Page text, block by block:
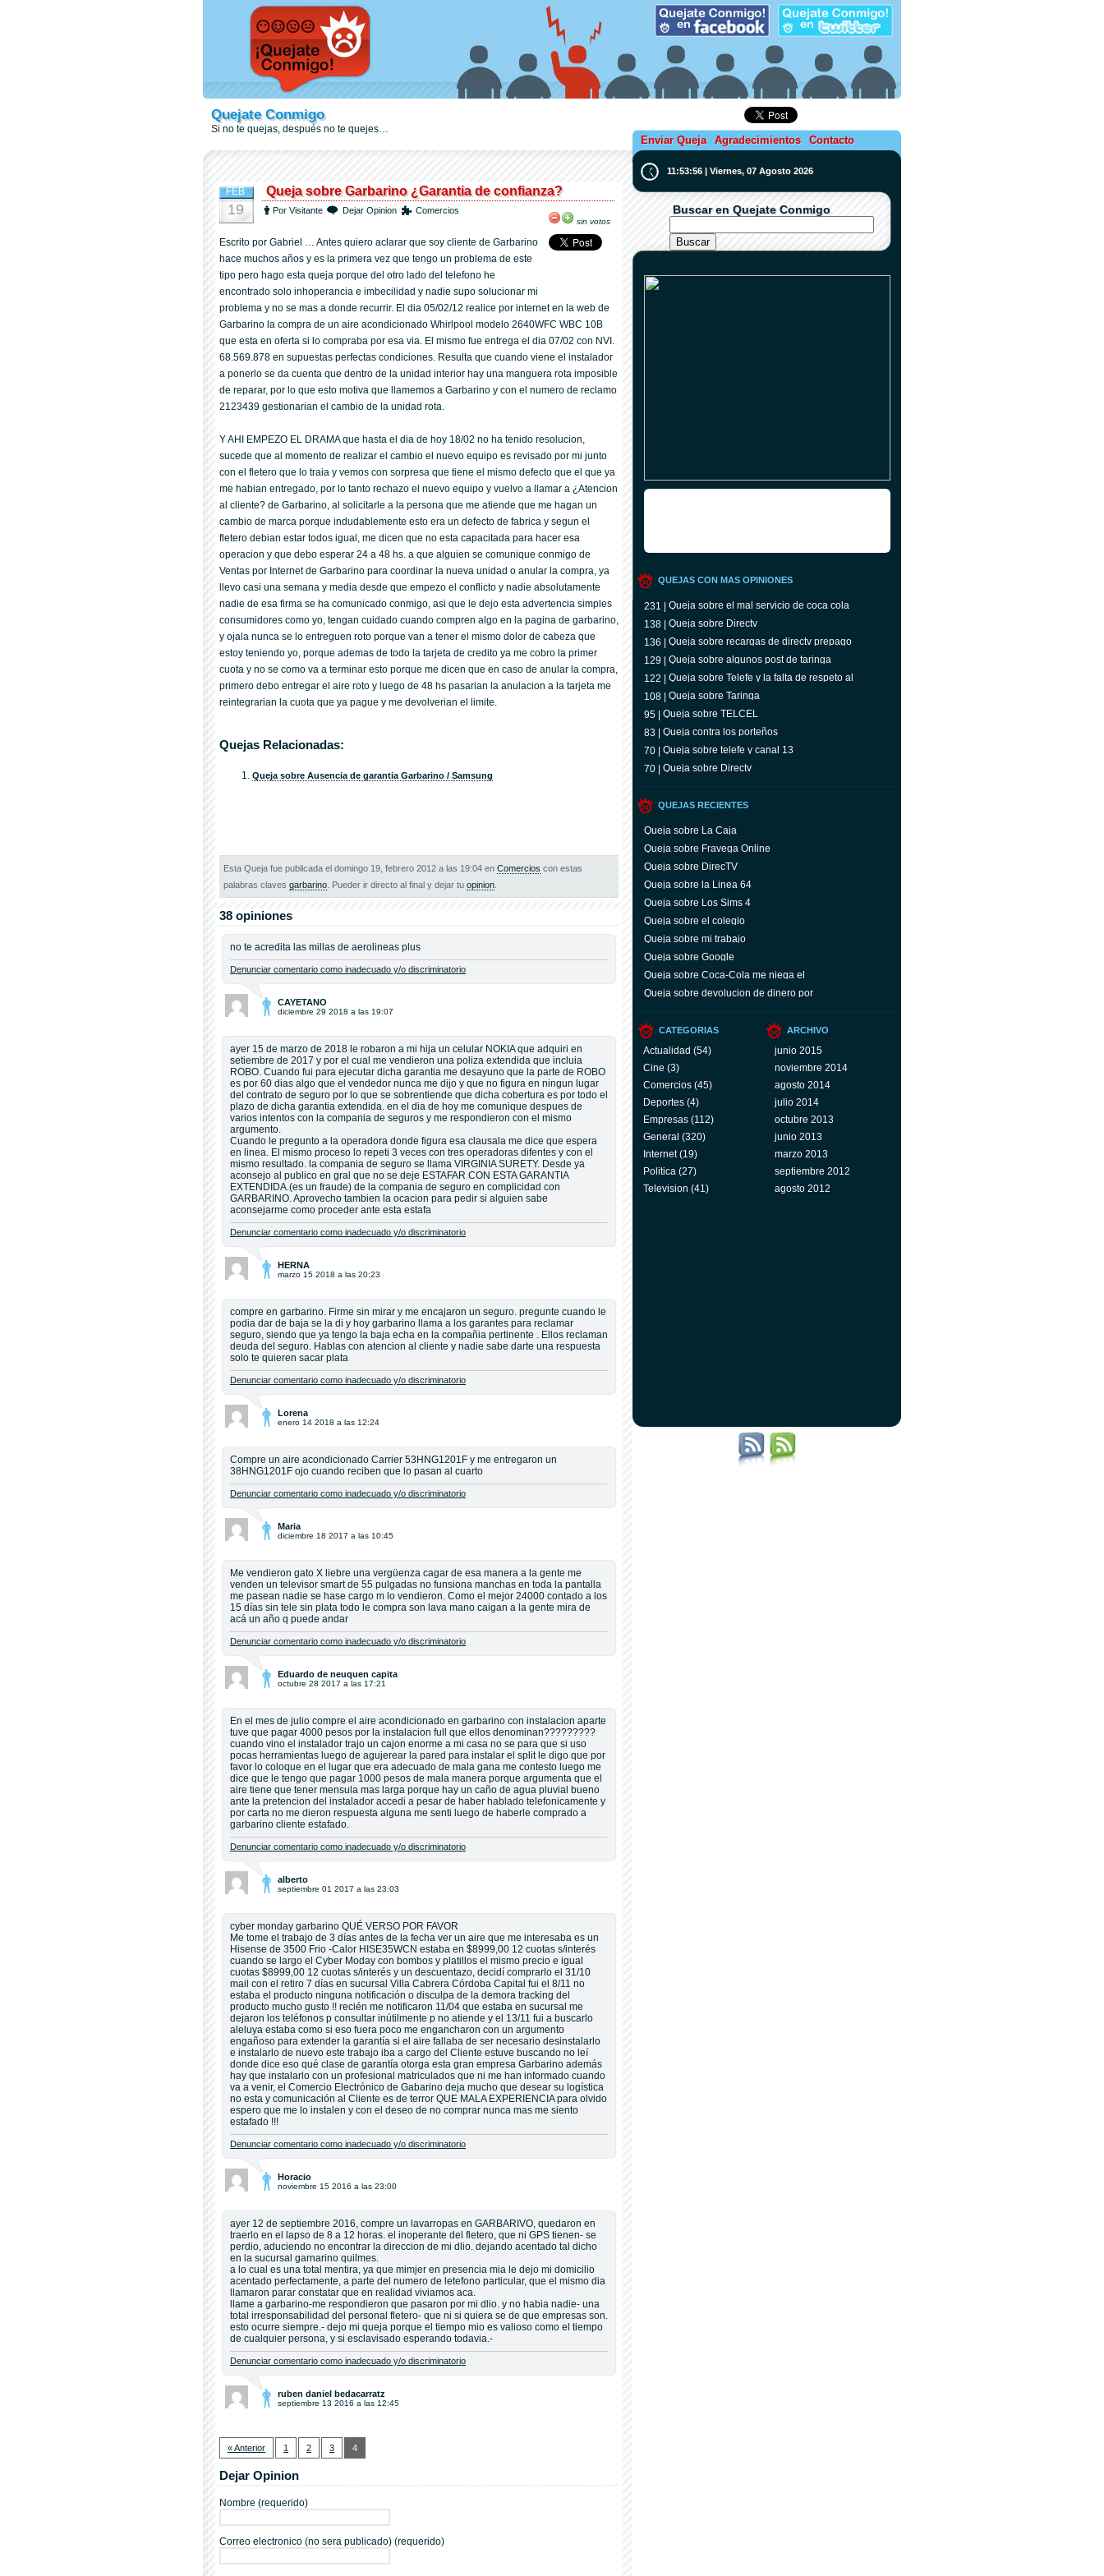
Quejate Conmigo
Si no te quejas, después no te quejes…
Enviar Queja Agradecimientos Contacto
FEB
19
Queja sobre Garbarino ¿Garantia de confianza?
Por Visitante Dejar Opinion Comercios
sin votos
Escrito por Gabriel … Antes quiero aclarar que soy cliente de Garbarino
hace muchos años y es la primera vez que tengo un problema de este
tipo pero hago esta queja porque del otro lado del telefono he
encontrado solo inhoperancia e imbecilidad y nadie supo solucionar mi
problema y no se mas a donde recurrir. El dia 05/02/12 realice por internet en la web de
Garbarino la compra de un aire acondicionado Whirlpool modelo 2640WFC WBC 10B
que esta en oferta si lo compraba por esa via. El mismo fue entrega el dia 07/02 con NVI.
68.569.878 en supuestas perfectas condiciones. Resulta que cuando viene el instalador
a ponerlo se da cuenta que dentro de la unidad interior hay una manguera rota imposible
de reparar, por lo que esto motiva que llamemos a Garbarino y con el numero de reclamo
2123439 gestionarian el cambio de la unidad rota.
Y AHI EMPEZO EL DRAMA que hasta el dia de hoy 18/02 no ha tenido resolucion,
sucede que al momento de realizar el cambio el nuevo equipo es revisado por mi junto
con el fletero que lo traia y vemos con sorpresa que tiene el mismo defecto que el que ya
me habian entregado, por lo tanto rechazo el nuevo equipo y vuelvo a llamar a ¿Atencion
al cliente? de Garbarino, al solicitarle a la persona que me atiende que me hagan un
cambio de marca porque indudablemente esto era un defecto de fabrica y segun el
fletero debian estar todos igual, me dicen que no esta capacitada para hacer esa
operacion y que debo esperar 24 a 48 hs. a que alguien se comunique conmigo de
Ventas por Internet de Garbarino para coordinar la nueva unidad o anular la compra, ya
llevo casi una semana y media desde que empezo el conflicto y nadie absolutamente
nadie de esa firma se ha comunicado conmigo, asi que le dejo esta advertencia simples
consumidores como yo, tengan cuidado cuando compren algo en la pagina de garbarino,
y ojala nunca se lo entreguen roto porque van a tener el mismo dolor de cabeza que
estoy teniendo yo, porque ademas de todo la tarjeta de credito ya me cobro la primer
cuota y no se como va a terminar esto porque me dicen que en caso de anular la compra,
primero debo entregar el aire roto y luego de 48 hs pasarian la anulacion a la tarjeta me
reintegrarian la cuota que ya pague y me devolverian el limite.
Quejas Relacionadas:
Queja sobre Ausencia de garantia Garbarino / Samsung
Esta Queja fue publicada el domingo 19, febrero 2012 a las 19:04 en Comercios con estas
palabras claves garbarino . Pueder ir directo al final y dejar tu opinion
38 opiniones
no te acredita las millas de aerolineas plus
Denunciar comentario como inadecuado y/o discriminatorio
CAYETANO
diciembre 29 2018 a las 19:07
ayer 15 de marzo de 2018 le robaron a mi hija un celular NOKIA que adquiri en
setiembre de 2017 y por el cual me vendieron una poliza extendida que incluia
ROBO. Cuando fui para ejecutar dicha garantia me desayuno que la parte de ROBO
es por 60 dias algo que el vendedor nunca me dijo y que no figura en ningun lugar
del contrato de seguro por lo que se sobrentiende que dicha cobertura es por todo el
plazo de dicha garantia extendida. en el dia de hoy me comunique despues de
varios intentos con la compania de seguros y me respondieron con el mismo
argumento.
Cuando le pregunto a la operadora donde figura esa clausala me dice que espera
en linea. El mismo proceso lo repeti 3 veces con tres operadoras difentes y con el
mismo resultado. la compania de seguro se llama VIRGINIA SURETY. Desde ya
aconsejo al publico en gral que no se deje ESTAFAR CON ESTA GARANTIA
EXTENDIDA.(es un fraude) de la compania de seguro en complicidad con
GARBARINO. Aprovecho tambien la ocacion para pedir si alguien sabe
aconsejarme como proceder ante esta estafa
Denunciar comentario como inadecuado y/o discriminatorio
HERNA
marzo 15 2018 a las 20:23
compre en garbarino. Firme sin mirar y me encajaron un seguro. pregunte cuando le
podia dar de baja se la di y hoy garbarino llama a los garantes para reclamar
seguro, siendo que ya tengo la baja echa en la compañia pertinente . Ellos reclaman
deuda del seguro. Hablas con atencion al cliente y nadie sabe darte una respuesta
solo te quieren sacar plata
Denunciar comentario como inadecuado y/o discriminatorio
Lorena
enero 14 2018 a las 12:24
Compre un aire acondicionado Carrier 53HNG1201F y me entregaron un
38HNG1201F ojo cuando reciben que lo pasan al cuarto
Denunciar comentario como inadecuado y/o discriminatorio
Maria
diciembre 18 2017 a las 10:45
Me vendieron gato X liebre una vergüenza cagar de esa manera a la gente me
venden un televisor smart de 55 pulgadas no funsiona manchas en toda la pantalla
me pasean nadie se hase cargo m lo vendieron. Como el mejor 24000 contado a los
15 días sin tele sin plata todo le compra son lava mano caigan a la gente mira de
acá un año q puede andar
Denunciar comentario como inadecuado y/o discriminatorio
Eduardo de neuquen capita
octubre 28 2017 a las 17:21
En el mes de julio compre el aire acondicionado en garbarino con instalacion aparte
tuve que pagar 4000 pesos por la instalacion full que ellos denominan?????????
cuando vino el instalador trajo un cajon enorme a mi casa no se para que si uso
pocas herramientas luego de agujerear la pared para instalar el split le digo que por
favor lo coloque en el lugar que era adecuado de mala gana me contesto luego me
dice que le tengo que pagar 1000 pesos de mala manera porque argumenta que el
aire tiene que tener mensula mas larga porque hay un caño de agua pluvial bueno
ante la pretencion del instalador accedi a pesar de haber hablado telefonicamente y
por carta no me dieron respuesta alguna me senti luego de haberle comprado a
garbarino cliente estafado.
Denunciar comentario como inadecuado y/o discriminatorio
alberto
septiembre 01 2017 a las 23:03
cyber monday garbarino QUÉ VERSO POR FAVOR
Me tome el trabajo de 3 días antes de la fecha ver un aire que me interesaba es un
Hisense de 3500 Frio -Calor HISE35WCN estaba en $8999,00 12 cuotas s/interés
cuando se largo el Cyber Moday con bombos y platillos el mismo precio e igual
cuotas $8999,00 12 cuotas s/interés y un descuentazo, decidí comprarlo el 31/10
mail con el retiro 7 días en sucursal Villa Cabrera Córdoba Capital fui el 8/11 no
estaba el producto ninguna notificación o disculpa de la demora tracking del
producto mucho gusto !! recién me notificaron 11/04 que estaba en sucursal me
dejaron los teléfonos p consultar inútilmente p no atiende y el 13/11 fui a buscarlo
aleluya estaba como si eso fuera poco me engancharon con un argumento
engañoso para extender la garantía si el aire fallaba de ser necesario desinstalarlo
e instalarlo de nuevo este trabajo iba a cargo del Cliente estuve buscando no leí
donde dice eso qué clase de garantía otorga esta gran empresa Garbarino además
hay que instalarlo con un profesional matriculados que ni me han informado cuando
va a venir, el Comercio Electrónico de Gabarino deja mucho que desear su logística
no esta y comunicación al Cliente es de terror QUE MALA EXPERIENCIA para olvido
espero que me lo instalen y con el deseo de no comprar nunca mas me siento
estafado !!!
Denunciar comentario como inadecuado y/o discriminatorio
Horacio
noviembre 15 2016 a las 23:00
ayer 12 de septiembre 2016, compre un lavarropas en GARBARIVO, quedaron en
traerlo en el lapso de 8 a 12 horas. el inoperante del fletero, que ni GPS tienen- se
perdio, aduciendo no encontrar la direccion de mi dlio. dejando acentado tal dicho
en la sucursal garnarino quilmes.
a lo cual es una total mentira, ya que mimjer en presencia mia le dejo mi domicilio
acentado perfectamente, a parte del numero de letefono particular, que el mismo dia
llamaron parar constatar que en realidad viviamos aca.
llame a garbarino-me respondieron que pasaron por mi dlio. y no habia nadie- una
total irresponsabilidad del personal fletero- que ni si quiera se de que empresas son.
esto ocurre siempre.- dejo mi queja porque el tiempo mio es valioso como el tiempo
de cualquier persona, y si esclavisado esperando todavia.-
Denunciar comentario como inadecuado y/o discriminatorio
ruben daniel bedacarratz
septiembre 13 2016 a las 12:45
« Anterior 1 2 3 4
Dejar Opinion
Nombre (requerido)
Correo electronico (no sera publicado) (requerido)
11:53:57 | Viernes, 07 Agosto 2026
Buscar en Quejate Conmigo
QUEJAS CON MAS OPINIONES
231 | Queja sobre el mal servicio de coca cola
138 | Queja sobre Directv
136 | Queja sobre recargas de directv prepago
129 | Queja sobre algunos post de taringa
122 | Queja sobre Telefe y la falta de respeto al
televidente
108 | Queja sobre Taringa
95 | Queja sobre TELCEL
83 | Queja contra los porteños
70 | Queja sobre telefe y canal 13
70 | Queja sobre Directv
QUEJAS RECIENTES
Queja sobre La Caja
Queja sobre Fravega Online
Queja sobre DirecTV
Queja sobre la Linea 64
Queja sobre Los Sims 4
Queja sobre el colegio
Queja sobre mi trabajo
Queja sobre Google
Queja sobre Coca-Cola me niega el
servicio y facturas
Queja sobre devolucion de dinero por
CATEGORIAS ARCHIVO
Actualidad (54)
Cine (3)
Comercios (45)
Deportes (4)
Empresas (112)
General (320)
Internet(19)
Politica (27)
Television (41)
junio 2015
noviembre 2014
agosto 2014
julio 2014
octubre 2013
junio 2013
marzo 2013
septiembre 2012
agosto 2012